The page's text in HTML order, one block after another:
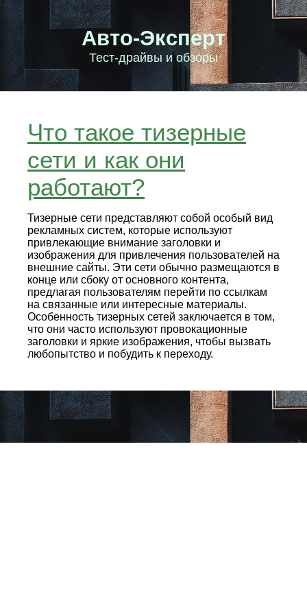
Авто-Эксперт
Тест-драйвы и обзоры
Что такое тизерные
сети и как они
работают?
Тизерные сети представляют собой особый вид
рекламных систем, которые используют
привлекающие внимание заголовки и
изображения для привлечения пользователей на
внешние сайты. Эти сети обычно размещаются в
конце или сбоку от основного контента,
предлагая пользователям перейти по ссылкам
на связанные или интересные материалы.
Особенность тизерных сетей заключается в том,
что они часто используют провокационные
заголовки и яркие изображения, чтобы вызвать
любопытство и побудить к переходу.